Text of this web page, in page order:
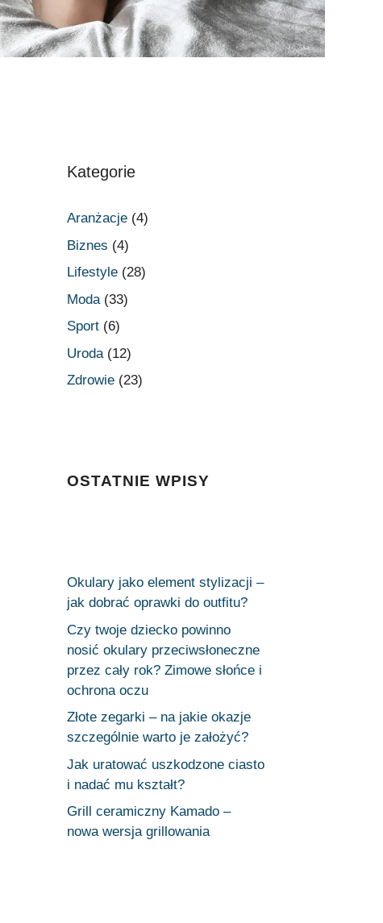
Kategorie
Aranżacje (4)
Biznes (4)
Lifestyle (28)
Moda(33)
Sport (6)
Uroda(12)
Zdrowie (23)
OSTATNIE WPISY
Okulary jako element stylizacji –
jak dobrać oprawki do outfitu?
Czy twoje dziecko powinno
nosić okulary przeciwsłoneczne
przez cały rok? Zimowe słońce i
ochrona oczu
Złote zegarki – na jakie okazje
szczególnie warto je założyć?
Jak uratować uszkodzone ciasto
i nadać mu kształt?
Grill ceramiczny Kamado –
nowa wersja grillowania